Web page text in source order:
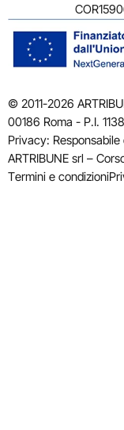
© 2011-2026
00186 Roma - P.I.
Privacy:
ARTRIBUNE srl –
Termini e condizioni